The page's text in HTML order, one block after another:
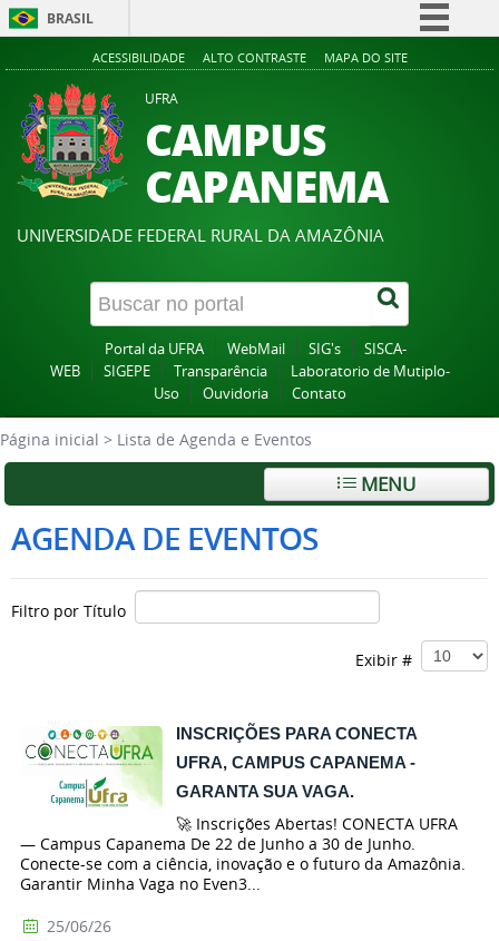
BRASIL
Simplifique!
Participe
Acesso à informação
Legislação
Canais
ACESSIBILIDADE ALTO CONTRASTE MAPA DO SITE
UFRA
CAMPUS
CAPANEMA
UNIVERSIDADE FEDERAL RURAL DA AMAZÔNIA
Portal da UFRA WebMail SIG's
SISCA-
WEB
SIGEPE Transparência
Laboratorio de Mutiplo-
Uso
Ouvidoria Contato
Página inicial > Lista de Agenda e Eventos
MENU
AGENDA DE EVENTOS
Filtro por Título
Exibir #
INSCRIÇÕES PARA CONECTA
UFRA, CAMPUS CAPANEMA -
GARANTA SUA VAGA.
🚀 Inscrições Abertas! CONECTA UFRA
— Campus Capanema De 22 de Junho a 30 de Junho.
Conecte-se com a ciência, inovação e o futuro da Amazônia.
Garantir Minha Vaga no Even3...
25/06/26